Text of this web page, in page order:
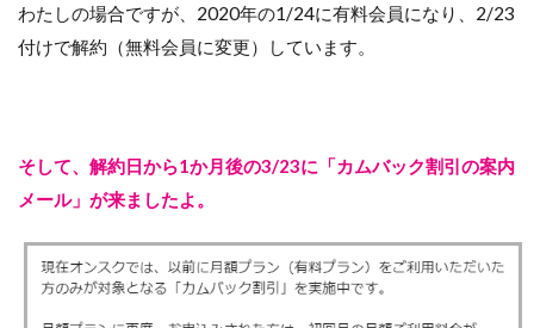
わたしの場合ですが、2020年の1/24に有料会員になり、2/23
付けで解約（無料会員に変更）しています。
そして、解約日から1か月後の3/23に「カムバック割引の案内
メール」が来ましたよ。